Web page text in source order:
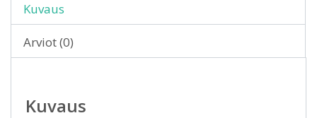
Kuvaus
Arviot (0)
Kuvaus